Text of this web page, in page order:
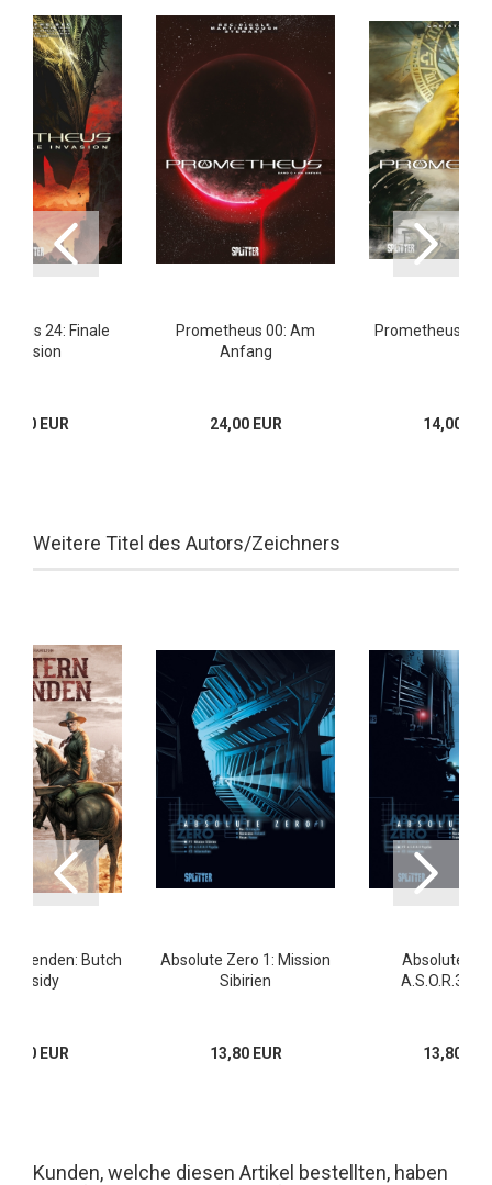
24: Finale
Invasion
EUR
Prometheus 00: Am
Anfang
24,00 EUR
Prometheus 01:
14,00
Weitere Titel des Autors/Zeichners
Legenden: Butch
Cassidy
EUR
Absolute Zero 1: Mission
Sibirien
13,80 EUR
Absolute
A.S.O.R.3
13,80
Kunden, welche diesen Artikel bestellten, haben